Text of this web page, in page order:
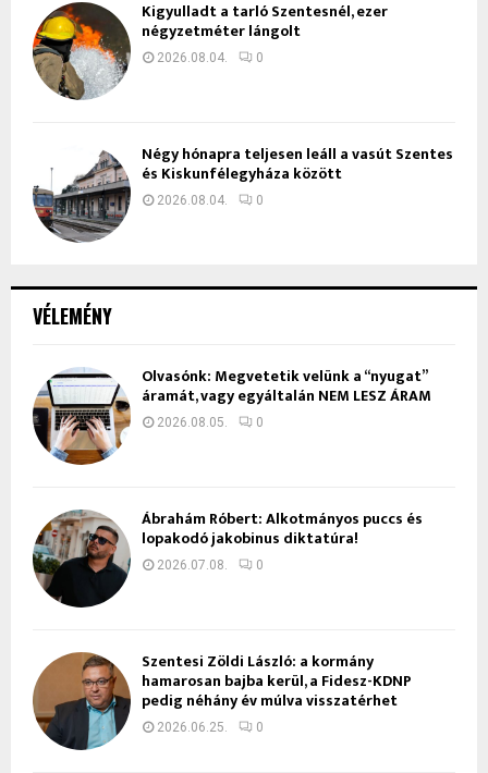
VÉLEMÉNY
Olvasónk: Megvetetik velünk a “nyugat”
áramát, vagy egyáltalán NEM LESZ ÁRAM
2026.08.05. 0
Ábrahám Róbert: Alkotmányos puccs és
lopakodó jakobinus diktatúra!
2026.07.08. 0
Szentesi Zöldi László: a kormány
hamarosan bajba kerül, a Fidesz-KDNP
pedig néhány év múlva visszatérhet
2026.06.25. 0
Kigyulladt a tarló Szentesnél, ezer
négyzetméter lángolt
2026.08.04. 0
Négy hónapra teljesen leáll a vasút Szentes
és Kiskunfélegyháza között
2026.08.04. 0